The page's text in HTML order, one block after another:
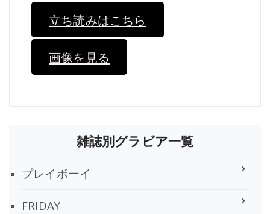
立ち読みはこちら
画像を見る
雑誌別グラビア一覧
プレイボーイ
FRIDAY